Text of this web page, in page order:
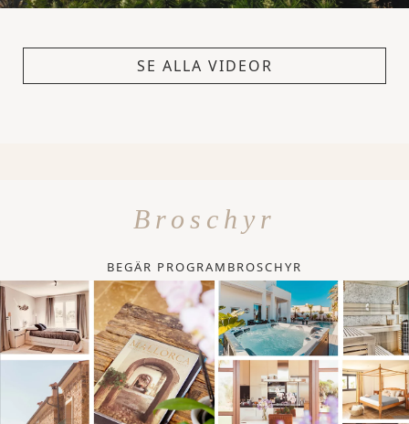
SE ALLA VIDEOR
Broschyr
BEGÄR PROGRAMBROSCHYR